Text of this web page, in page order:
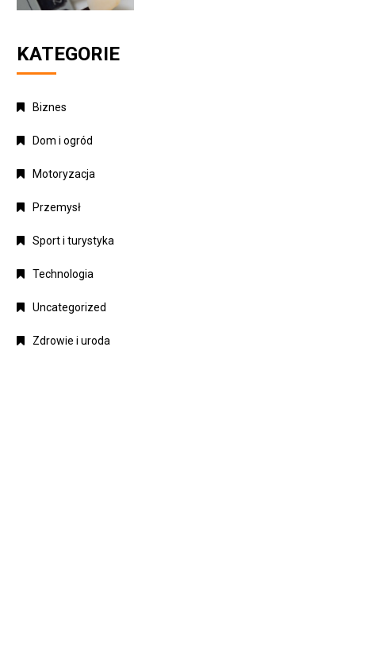
KATEGORIE
Biznes
Dom i ogród
Motoryzacja
Przemysł
Sport i turystyka
Technologia
Uncategorized
Zdrowie i uroda